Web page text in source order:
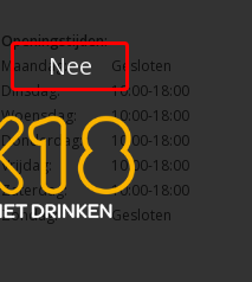
Openingstijden:
Maandag:
Gesloten
Dinsdag:
10:00-18:00
Woensdag:
10:00-18:00
Donderdag:
10:00-18:00
Vrijdag:
10:00-18:00
Zaterdag:
10:00-18:00
Zondag:
Gesloten
Nee